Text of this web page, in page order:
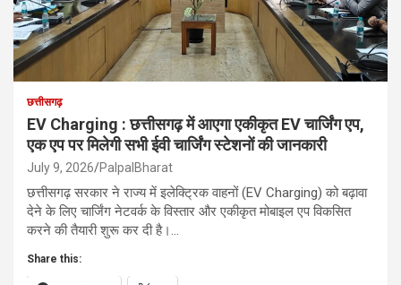
छत्तीसगढ़
EV Charging : छत्तीसगढ़ में आएगा एकीकृत EV चार्जिंग एप,
एक एप पर मिलेगी सभी ईवी चार्जिंग स्टेशनों की जानकारी
July 9, 2026 PalpalBharat
छत्तीसगढ़ सरकार ने राज्य में इलेक्ट्रिक वाहनों (EV Charging) को बढ़ावा
देने के लिए चार्जिंग नेटवर्क के विस्तार और एकीकृत मोबाइल एप विकसित
करने की तैयारी शुरू कर दी है।…
Share this: